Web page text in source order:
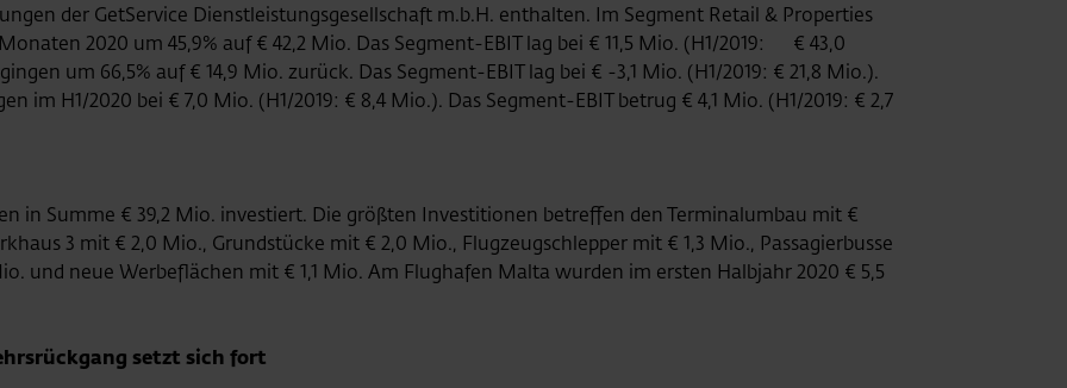
der GetService Dienstleistungsgesellschaft m.b.H. enthalten. Im Segment Retail & Properties
2020 um 45,9% auf € 42,2 Mio. Das Segment-EBIT lag bei € 11,5 Mio. (H1/2019: € 43,0
um 66,5% auf € 14,9 Mio. zurück. Das Segment-EBIT lag bei € -3,1 Mio. (H1/2019: € 21,8 Mio.).
im H1/2020 bei € 7,0 Mio. (H1/2019: € 8,4 Mio.). Das Segment-EBIT betrug € 4,1 Mio. (H1/2019: € 2,7
in Summe € 39,2 Mio. investiert. Die größten Investitionen betreffen den Terminalumbau mit €
3 mit € 2,0 Mio., Grundstücke mit € 2,0 Mio., Flugzeugschlepper mit € 1,3 Mio., Passagierbusse
und neue Werbeflächen mit € 1,1 Mio. Am Flughafen Malta wurden im ersten Halbjahr 2020 € 5,5
setzt sich fort